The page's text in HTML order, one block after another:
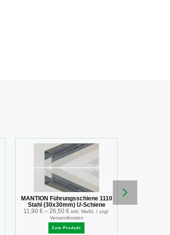
MANTION Führungsschiene 1110
Stahl (30x30mm) U-Schiene
11,90 € – 26,50 € inkl. MwSt. / zzgl.
Versandkosten
Zum Produkt
Edelstahl